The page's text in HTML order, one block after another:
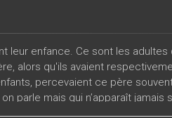
leur enfance. Ce sont les
alors qu'ils avaient
percevaient ce père
parle mais qui n’apparaît
leur histoire, incarnant